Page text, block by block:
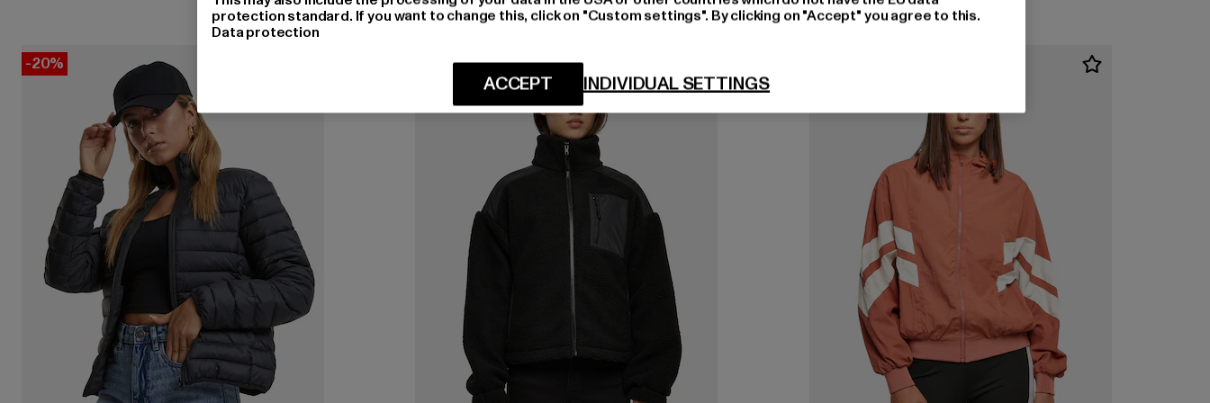
-20% -39%
protection standard. If you want to change this, click on "Custom settings". By clicking on "Accept" you agree to this.
Data protection
INDIVIDUAL SETTINGS
ACCEPT